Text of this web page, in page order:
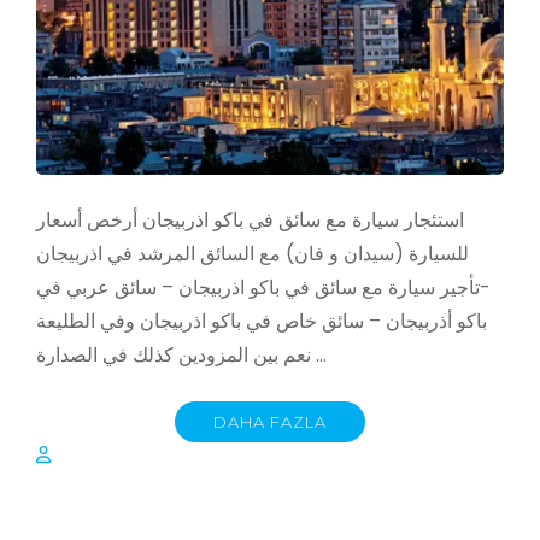
استئجار سيارة مع سائق في باكو اذربيجان أرخص أسعار
للسيارة (سيدان و فان) مع السائق المرشد في اذربيجان
-تأجير سيارة مع سائق في باكو اذربيجان – سائق عربي في
باكو أذربيجان – سائق خاص في باكو اذربيجان وفي الطليعة
نعم بين المزودين كذلك في الصدارة …
DAHA FAZLA